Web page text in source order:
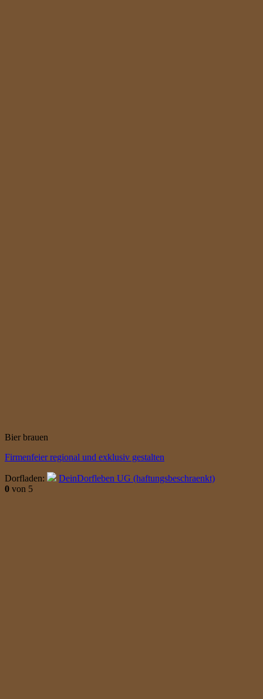
Bier brauen
Firmenfeier regional und exklusiv gestalten
Dorfladen:
DeinDorfleben UG (haftungsbeschraenkt)
0 von 5